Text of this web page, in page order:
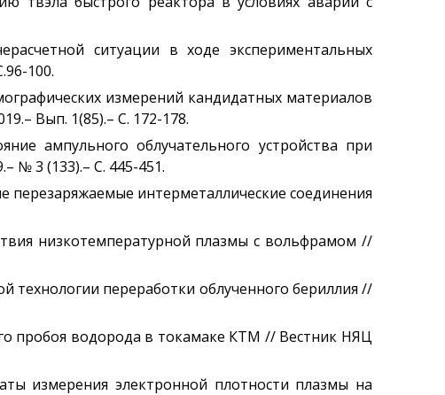
ситуации в ходе экспериментальных
100.
измерений кандидатных материалов
Вып. 1(85).– С. 172-178.
ампульного облучательного устройства при
№ 3 (133).– С. 445-451.
интерметаллические соединения
низкотемпературной плазмы с вольфрамом //
переработки облученного бериллия //
пробоя водорода в токамаке КТМ // Вестник НЯЦ
измерения электронной плотности плазмы на